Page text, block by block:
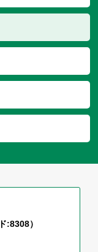
:8308）